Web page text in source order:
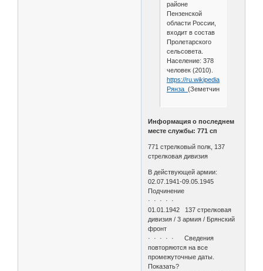
районе
Пензенской
области России,
входит в состав
Пролетарского
сельсовета.
Население: 378
человек (2010).
https://ru.wikipedia.org/wiki/
Рянза_ (Земетчинский_район)
Информация о последнем
месте службы: 771 сп
771 стрелковый полк, 137
стрелковая дивизия
В действующей армии:
02.07.1941-09.05.1945
Подчинение
· · · · ·
01.01.1942 137 стрелковая
дивизия / 3 армия / Брянский
фронт
· · · · · Сведения
повторяются на все
промежуточные даты.
Показать?